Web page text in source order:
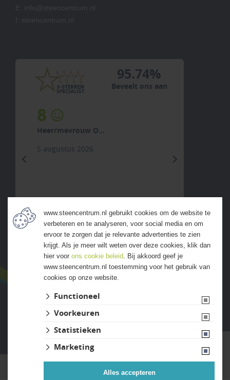
95.74%
Beveelt ons aan
8
Heer/mevrouw O...
5 augustus 2026
next
ALLE ERVARINGEN
Website ontwikkeld door Lined
www.steencentrum.nl gebruikt cookies om de website te
verbeteren en te analyseren, voor social media en om
ervoor te zorgen dat je relevante advertenties te zien
krijgt. Als je meer wilt weten over deze cookies, klik dan
hier voor ons cookie beleid. Bij akkoord geef je
www.steencentrum.nl toestemming voor het gebruik van
cookies op onze website.
Functioneel
Voorkeuren
Statistieken
Marketing
Alles accepteren